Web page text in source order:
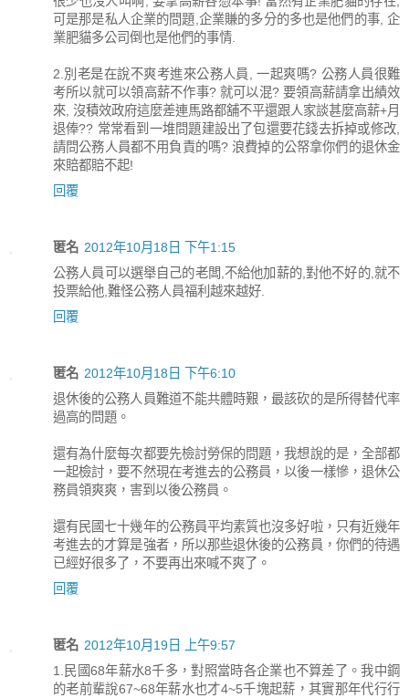
可是那是私人企業的問題,企業賺的多分的多也是他們的事, 企
業肥貓多公司倒也是他們的事情.
2.別老是在說不爽考進來公務人員, 一起爽嗎? 公務人員很難
考所以就可以領高薪不作事? 就可以混? 要領高薪請拿出績效
來, 沒積效政府這麼差連馬路都舖不平還跟人家談甚麼高薪+月
退俸?? 常常看到一堆問題建設出了包還要花錢去拆掉或修改,
請問公務人員都不用負責的嗎? 浪費掉的公帑拿你們的退休金
來賠都賠不起!
回覆
匿名 2012年10月18日 下午1:15
公務人員可以選舉自己的老闆,不給他加薪的,對他不好的,就不
投票給他,難怪公務人員福利越來越好.
回覆
匿名 2012年10月18日 下午6:10
退休後的公務人員難道不能共體時艱，最該砍的是所得替代率
過高的問題。
還有為什麼每次都要先檢討勞保的問題，我想說的是，全部都
一起檢討，要不然現在考進去的公務員，以後一樣慘，退休公
務員領爽爽，害到以後公務員。
還有民國七十幾年的公務員平均素質也沒多好啦，只有近幾年
考進去的才算是強者，所以那些退休後的公務員，你們的待遇
已經好很多了，不要再出來喊不爽了。
回覆
匿名 2012年10月19日 上午9:57
1.民國68年薪水8千多，對照當時各企業也不算差了。我中鋼
的老前輩說67~68年薪水也才4~5千塊起薪，其實那年代行行